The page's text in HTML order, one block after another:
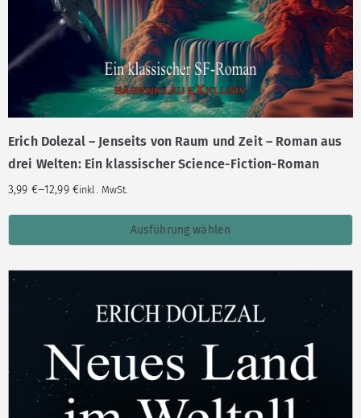
Erich Dolezal – Jenseits von Raum und Zeit – Roman aus
drei Welten: Ein klassischer Science-Fiction-Roman
3,99 €–12,99 €inkl. MwSt.
Ausführung wählen